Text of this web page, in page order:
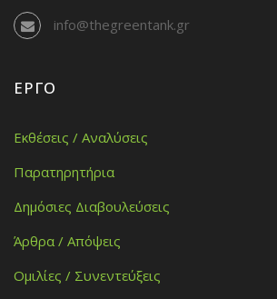
info@thegreentank.gr
ΈΡΓΟ
Εκθέσεις / Αναλύσεις
Παρατηρητήρια
Δημόσιες Διαβουλεύσεις
Άρθρα / Απόψεις
Ομιλίες / Συνεντεύξεις